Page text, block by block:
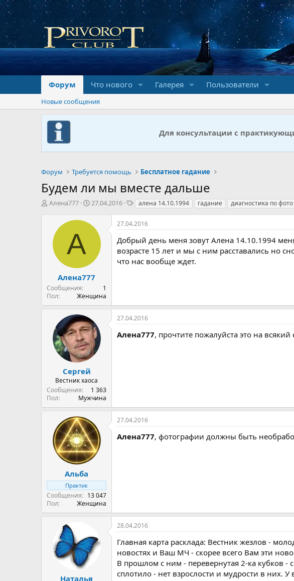
Форум Что нового Галерея Пользователи
Новые сообщения
Для консультации с
Форум Требуется помощь Бесплатное гадание
Будем ли мы вместе дальше
А
Алена777
Д
а
а
л
27.04.2016
Т
г
и
алена 14.10.1994 гадание диагностика по фото
А
Алена777
Сообщения
1
Пол
Женщина
27.04.2016
Добрый день меня зовут Алена 14.10.1994
возрасте 15 лет и мы с ним расставались но
что нас вообще ждет.
Сергей
Вестник хаоса
Сообщения
1 363
Пол
Мужчина
27.04.2016
Алена777, прочтите пожалуйста это на
Альба
Практик
Сообщения
13 047
Пол
Женщина
27.04.2016
Алена777, фотографии должны быть
Наталья
28.04.2016
Главная карта расклада: Вестник жезлов -
новостях и Ваш МЧ - скорее всего Вам эти
В прошлом с ним - перевернутая 2-ка кубков
сплотило - нет взрослости и мудрости в них. У